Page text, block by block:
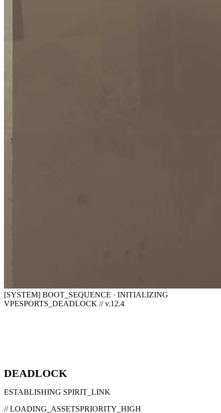
[SYSTEM] BOOT_SEQUENCE · INITIALIZING
VPESPORTS_DEADLOCK // v.12.4
DEADLOCK
ESTABLISHING SPIRIT_LINK
// LOADING_ASSETSPRIORITY_HIGH